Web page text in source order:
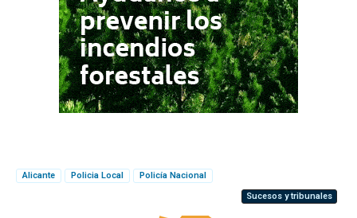
Alicante Policia Local
Policía Nacional
Sucesos y tribunales